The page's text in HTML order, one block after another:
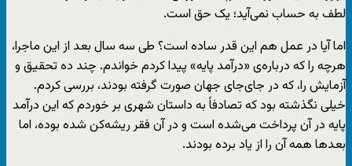
لطف به حساب نمی‌آید؛ یک حق است.
اما آیا در عمل هم این قدر ساده است؟ طی سه سال بعد از این ماجرا،
هرچه را که درباره‌ی «درآمد پایه» پیدا کردم خواندم. چند ده تحقیق و
آزمایش را، که در جای‌جای جهان صورت گرفته بودند، بررسی کردم.
خیلی نگذشته بود که تصادفاً به داستان شهری بر خوردم که این درآمد
پایه در آن پرداخت می‌شده است و در آن فقر ریشه‌کن شده بوده، اما
بعدها همه آن را از یاد برده بودند.